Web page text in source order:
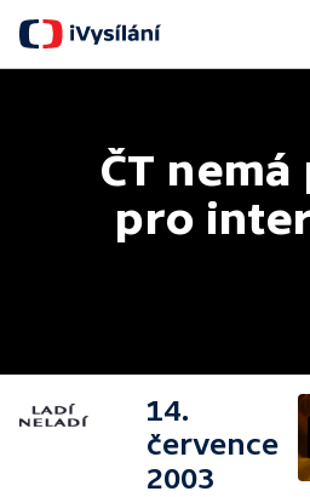
ČT nemá
pro
14.
července
2003